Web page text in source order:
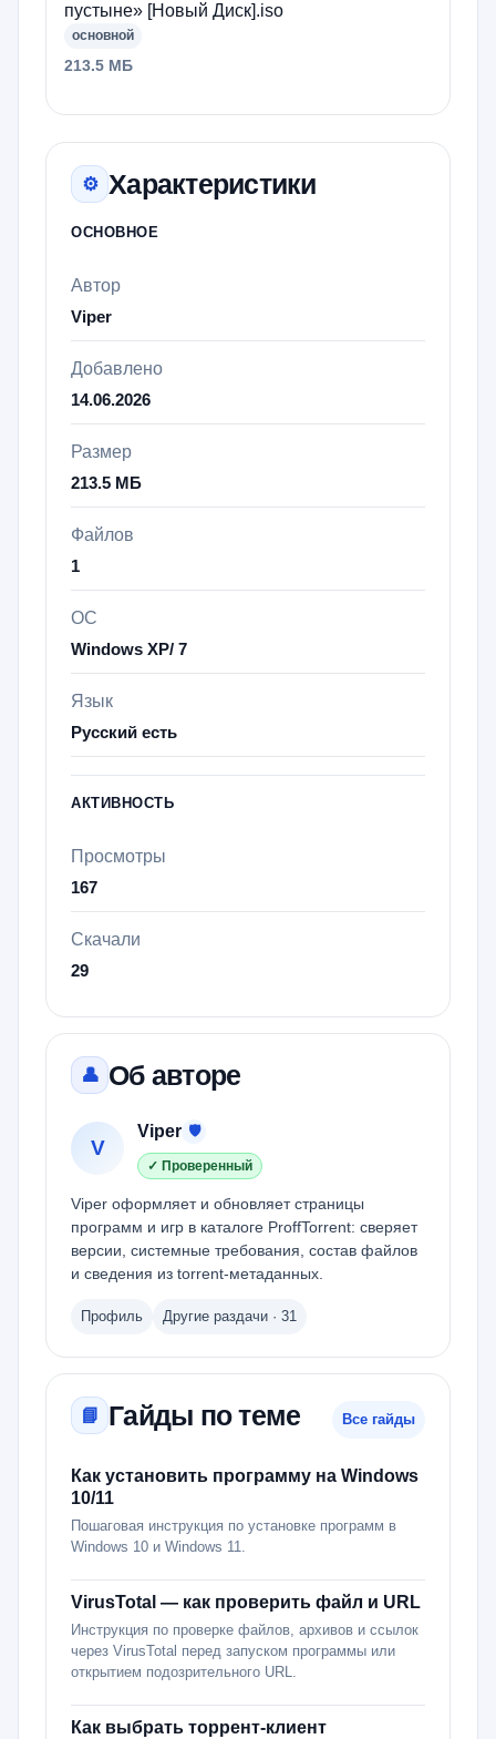
пустыне» [Новый Диск].iso
основной
213.5 МБ
⚙ Характеристики
ОСНОВНОЕ
Автор
Viper
Добавлено
14.06.2026
Размер
213.5 МБ
Файлов
1
ОС
Windows XP/ 7
Язык
Русский есть
АКТИВНОСТЬ
Просмотры
167
Скачали
29
👤 Об авторе
V
Viper 🛡
✓ Проверенный
Viper оформляет и обновляет страницы
программ и игр в каталоге ProffTorrent: сверяет
версии, системные требования, состав файлов
и сведения из torrent-метаданных.
Профиль Другие раздачи · 31
📘 Гайды по теме Все гайды
Как установить программу на Windows
10/11
Пошаговая инструкция по установке программ в
Windows 10 и Windows 11.
VirusTotal — как проверить файл и URL
Инструкция по проверке файлов, архивов и ссылок
через VirusTotal перед запуском программы или
открытием подозрительного URL.
Как выбрать торрент-клиент